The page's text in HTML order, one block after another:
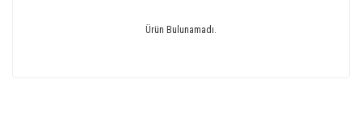
Ürün Bulunamadı.